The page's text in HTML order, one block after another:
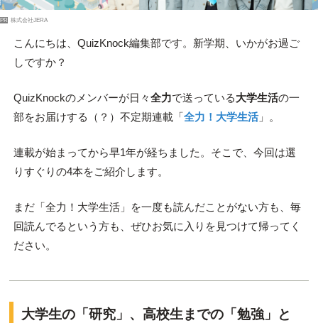
PR 株式会社JERA
こんにちは、QuizKnock編集部です。新学期、いかがお過ご
しですか？
QuizKnockのメンバーが日々全力で送っている大学生活の一
部をお届けする（？）不定期連載「全力！大学生活」。
連載が始まってから早1年が経ちました。そこで、今回は選
りすぐりの4本をご紹介します。
まだ「全力！大学生活」を一度も読んだことがない方も、毎
回読んでるという方も、ぜひお気に入りを見つけて帰ってく
ださい。
大学生の「研究」、高校生までの「勉強」と